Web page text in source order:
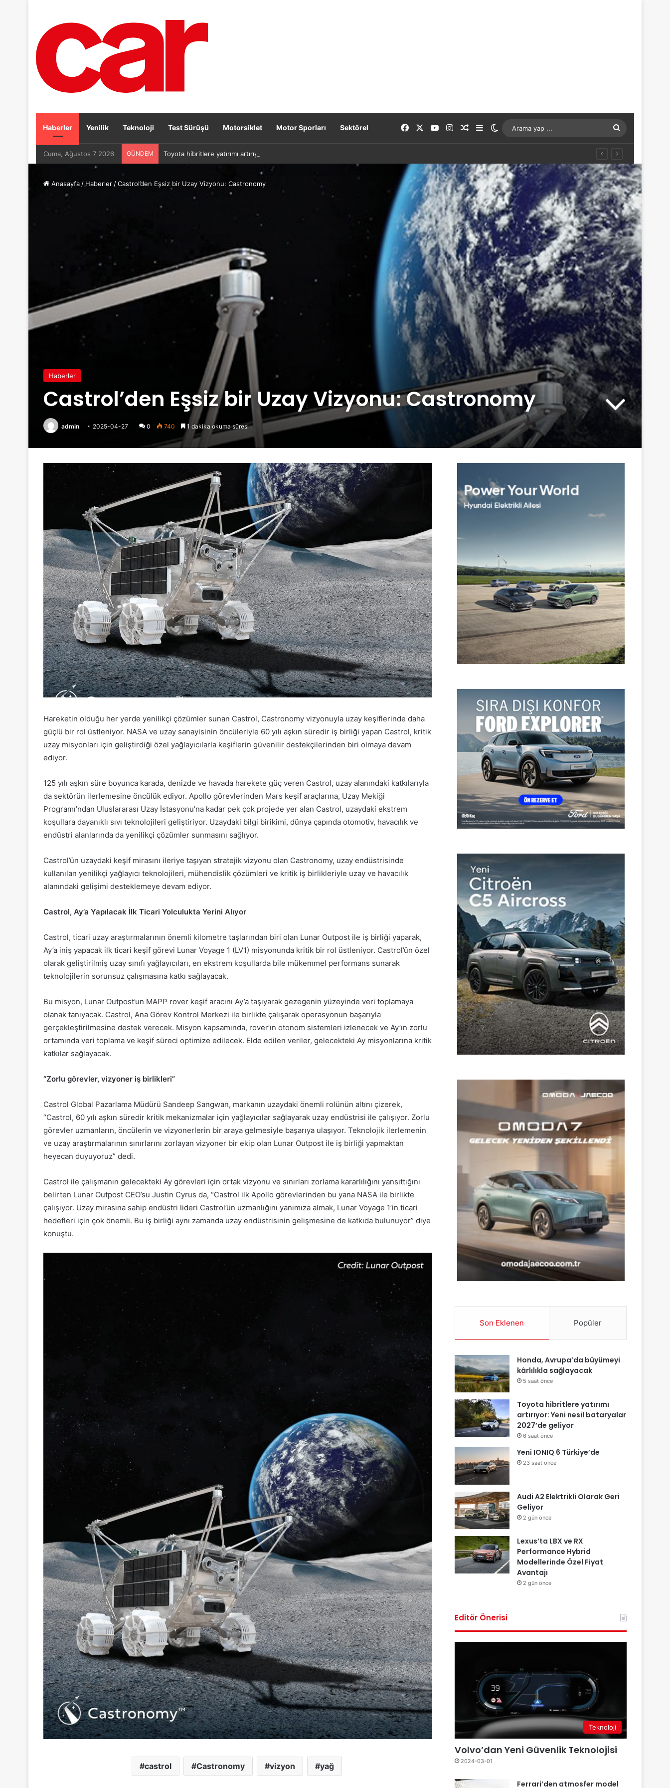
Haberler Yenilik Teknoloji Test Sürüşü Motorsiklet Motor Sporları Sektörel FacebookYouTubeInstagramRastgele Makale
Kenar Bölmesi
Dış görünümü değiştir
...
Cuma, Ağustos 7 2026 GÜNDEM Toyota hibritlere yatırımı artırıyor: Yeni nesil bataryalar 2027’de geliyor
Anasayfa /Haberler /Castrol’den Eşsiz bir Uzay Vizyonu: Castronomy
Haberler
Castrol’den Eşsiz bir Uzay Vizyonu: Castronomy
admin 2025-04-27 0 740 1 dakika okuma süresi
Hareketin olduğu her yerde yenilikçi çözümler sunan Castrol, Castronomy vizyonuyla uzay keşiflerinde daha
güçlü bir rol üstleniyor. NASA ve uzay sanayisinin öncüleriyle 60 yılı aşkın süredir iş birliği yapan Castrol, kritik
uzay misyonları için geliştirdiği özel yağlayıcılarla keşiflerin güvenilir destekçilerinden biri olmaya devam
ediyor.
125 yılı aşkın süre boyunca karada, denizde ve havada harekete güç veren Castrol, uzay alanındaki katkılarıyla
da sektörün ilerlemesine öncülük ediyor. Apollo görevlerinden Mars keşif araçlarına, Uzay Mekiği
Programı’ndan Uluslararası Uzay İstasyonu’na kadar pek çok projede yer alan Castrol, uzaydaki ekstrem
koşullara dayanıklı sıvı teknolojileri geliştiriyor. Uzaydaki bilgi birikimi, dünya çapında otomotiv, havacılık ve
endüstri alanlarında da yenilikçi çözümler sunmasını sağlıyor.
Castrol’ün uzaydaki keşif mirasını ileriye taşıyan stratejik vizyonu olan Castronomy, uzay endüstrisinde
kullanılan yenilikçi yağlayıcı teknolojileri, mühendislik çözümleri ve kritik iş birlikleriyle uzay ve havacılık
alanındaki gelişimi desteklemeye devam ediyor.
Castrol, Ay’a Yapılacak İlk Ticari Yolculukta Yerini Alıyor
Castrol, ticari uzay araştırmalarının önemli kilometre taşlarından biri olan Lunar Outpost ile iş birliği yaparak,
Ay’a iniş yapacak ilk ticari keşif görevi Lunar Voyage 1 (LV1) misyonunda kritik bir rol üstleniyor. Castrol’ün özel
olarak geliştirilmiş uzay sınıfı yağlayıcıları, en ekstrem koşullarda bile mükemmel performans sunarak
teknolojilerin sorunsuz çalışmasına katkı sağlayacak.
Bu misyon, Lunar Outpost’un MAPP rover keşif aracını Ay’a taşıyarak gezegenin yüzeyinde veri toplamaya
olanak tanıyacak. Castrol, Ana Görev Kontrol Merkezi ile birlikte çalışarak operasyonun başarıyla
gerçekleştirilmesine destek verecek. Misyon kapsamında, rover’ın otonom sistemleri izlenecek ve Ay’ın zorlu
ortamında veri toplama ve keşif süreci optimize edilecek. Elde edilen veriler, gelecekteki Ay misyonlarına kritik
katkılar sağlayacak.
“Zorlu görevler, vizyoner iş birlikleri”
Castrol Global Pazarlama Müdürü Sandeep Sangwan, markanın uzaydaki önemli rolünün altını çizerek,
“Castrol, 60 yılı aşkın süredir kritik mekanizmalar için yağlayıcılar sağlayarak uzay endüstrisi ile çalışıyor. Zorlu
görevler uzmanların, öncülerin ve vizyonerlerin bir araya gelmesiyle başarıya ulaşıyor. Teknolojik ilerlemenin
ve uzay araştırmalarının sınırlarını zorlayan vizyoner bir ekip olan Lunar Outpost ile iş birliği yapmaktan
heyecan duyuyoruz” dedi.
Castrol ile çalışmanın gelecekteki Ay görevleri için ortak vizyonu ve sınırları zorlama kararlılığını yansıttığını
belirten Lunar Outpost CEO’su Justin Cyrus da, “Castrol ilk Apollo görevlerinden bu yana NASA ile birlikte
çalışıyor. Uzay mirasına sahip endüstri lideri Castrol’ün uzmanlığını yanımıza almak, Lunar Voyage 1’in ticari
hedefleri için çok önemli. Bu iş birliği aynı zamanda uzay endüstrisinin gelişmesine de katkıda bulunuyor” diye
konuştu.
castrol Castronomy vizyon yağ
Son Eklenen Popüler
Honda, Avrupa’da büyümeyi
kârlılıkla sağlayacak
5 saat önce
Toyota hibritlere yatırımı
artırıyor: Yeni nesil bataryalar
2027’de geliyor
6 saat önce
Yeni IONIQ 6 Türkiye’de
23 saat önce
Audi A2 Elektrikli Olarak Geri
Geliyor
2 gün önce
Lexus’ta LBX ve RX
Performance Hybrid
Modellerinde Özel Fiyat
Avantajı
2 gün önce
Editör Önerisi
Teknoloji
Volvo’dan Yeni Güvenlik Teknolojisi
2024-03-01
Ferrari’den atmosfer model